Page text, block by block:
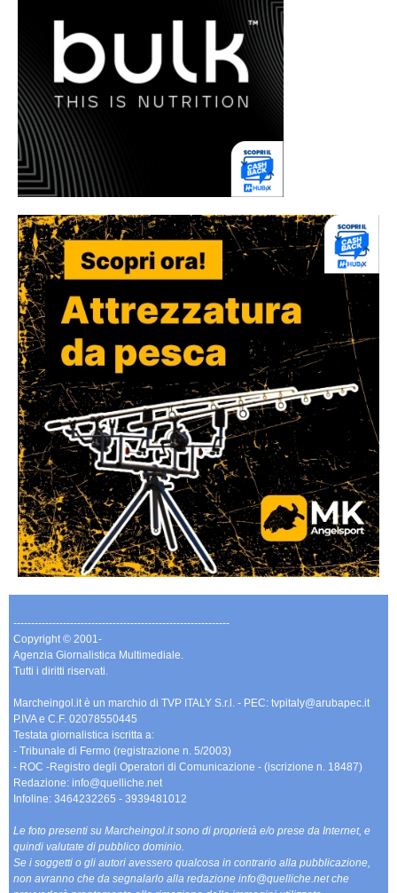
-------------------------------------------------------------
Copyright © 2001-
Agenzia Giornalistica Multimediale.
Tutti i diritti riservati.
Marcheingol.it è un marchio di TVP ITALY S.r.l. - PEC: tvpitaly@arubapec.it
P.IVA e C.F. 02078550445
Testata giornalistica iscritta a:
- Tribunale di Fermo (registrazione n. 5/2003)
- ROC -Registro degli Operatori di Comunicazione - (iscrizione n. 18487)
Redazione: info@quelliche.net
Infoline: 3464232265 - 3939481012
Le foto presenti su Marcheingol.it sono di proprietà e/o prese da Internet, e
quindi valutate di pubblico dominio.
Se i soggetti o gli autori avessero qualcosa in contrario alla pubblicazione,
non avranno che da segnalarlo alla redazione info@quelliche.net che